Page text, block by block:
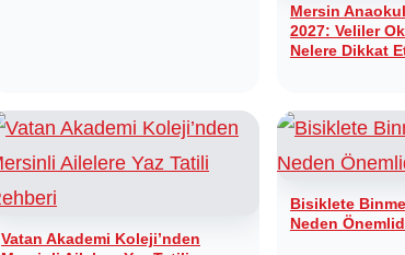
Mersin
2027: Veliler
Nelere Dikkat
Vatan Akademi Koleji’nden
Bisiklete
Neden